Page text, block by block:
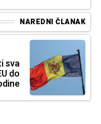
NAREDNI ČLANAK
sva
do